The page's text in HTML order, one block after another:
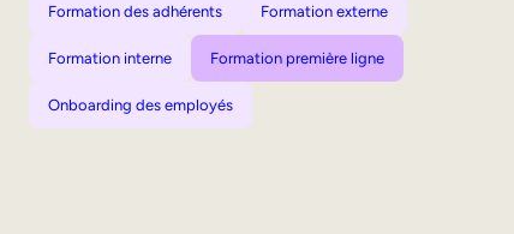
Formation des adhérents Formation externe
Formation interne Formation première ligne
Onboarding des employés